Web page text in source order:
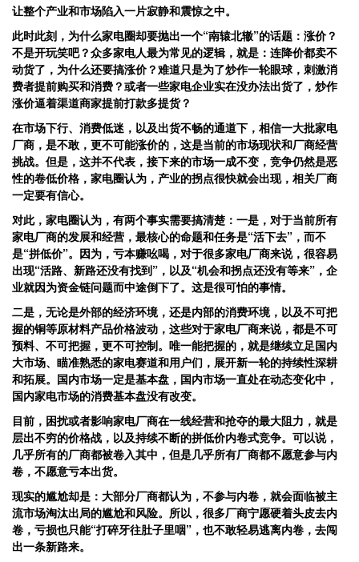
让整个产业和市场陷入一片寂静和震惊之中。
此时此刻，为什么家电圈却要抛出一个“南辕北辙”的话题：涨价？
不是开玩笑吧？众多家电人最为常见的逻辑，就是：连降价都卖不
动货了，为什么还要搞涨价？难道只是为了炒作一轮眼球，刺激消
费者提前购买和消费？或者一些家电企业实在没办法出货了，炒作
涨价逼着渠道商家提前打款多提货？
在市场下行、消费低迷，以及出货不畅的通道下，相信一大批家电
厂商，是不敢，更不可能涨价的，这是当前的市场现状和厂商经营
挑战。但是，这并不代表，接下来的市场一成不变，竞争仍然是恶
性的卷低价格，家电圈认为，产业的拐点很快就会出现，相关厂商
一定要有信心。
对此，家电圈认为，有两个事实需要搞清楚：一是，对于当前所有
家电厂商的发展和经营，最核心的命题和任务是“活下去”，而不
是“拼低价”。因为，亏本赚吆喝，对于很多家电厂商来说，很容易
出现“活路、新路还没有找到”，以及“机会和拐点还没有等来”，企
业就因为资金链问题而中途倒下了。这是很可怕的事情。
二是，无论是外部的经济环境，还是内部的消费环境，以及不可把
握的铜等原材料产品价格波动，这些对于家电厂商来说，都是不可
预料、不可把握，更不可控制。唯一能把握的，就是继续立足国内
大市场、瞄准熟悉的家电赛道和用户们，展开新一轮的持续性深耕
和拓展。国内市场一定是基本盘，国内市场一直处在动态变化中，
国内家电市场的消费基本盘没有改变。
目前，困扰或者影响家电厂商在一线经营和抢夺的最大阻力，就是
层出不穷的价格战，以及持续不断的拼低价内卷式竞争。可以说，
几乎所有的厂商都被卷入其中，但是几乎所有厂商都不愿意参与内
卷，不愿意亏本出货。
现实的尴尬却是：大部分厂商都认为，不参与内卷，就会面临被主
流市场淘汰出局的尴尬和风险。所以，很多厂商宁愿硬着头皮去内
卷，亏损也只能“打碎牙往肚子里咽”，也不敢轻易逃离内卷，去闯
出一条新路来。